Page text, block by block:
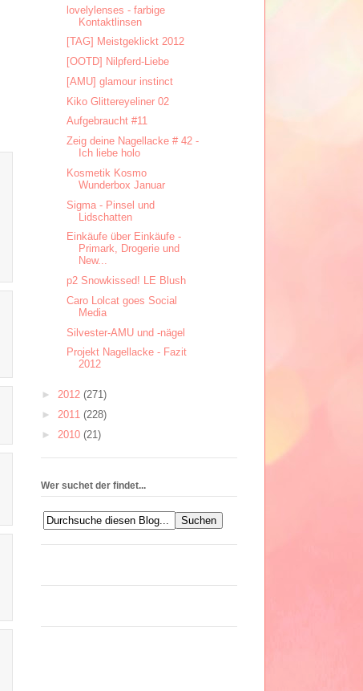
lovelylenses - farbige
Kontaktlinsen
[TAG] Meistgeklickt 2012
[OOTD] Nilpferd-Liebe
[AMU] glamour instinct
Kiko Glittereyeliner 02
Aufgebraucht #11
Zeig deine Nagellacke # 42 -
Ich liebe holo
Kosmetik Kosmo
Wunderbox Januar
Sigma - Pinsel und
Lidschatten
Einkäufe über Einkäufe -
Primark, Drogerie und
New...
p2 Snowkissed! LE Blush
Caro Lolcat goes Social
Media
Silvester-AMU und -nägel
Projekt Nagellacke - Fazit
2012
► 2012 (271)
► 2011 (228)
► 2010 (21)
Wer suchet der findet...